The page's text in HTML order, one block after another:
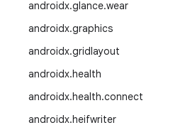
androidx.glance.wear
androidx.graphics
androidx.gridlayout
androidx.health
androidx.health.connect
androidx.heifwriter